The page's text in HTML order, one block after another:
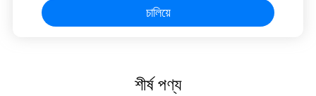
চালিয়ে
শীর্ষ পণ্য